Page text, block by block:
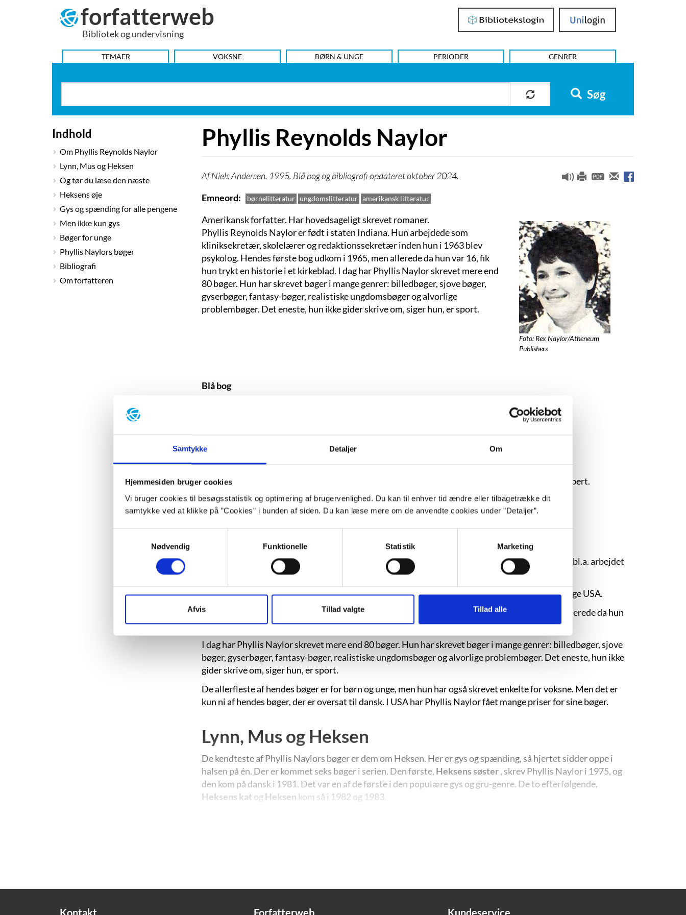
Samtykke Detaljer Om
Hjemmesiden bruger cookies
Vi bruger cookies til besøgsstatistik og optimering af brugervenlighed. Du kan til enhver tid ændre eller tilbagetrække dit
samtykke ved at klikke på ”Cookies” i bunden af siden. Du kan læse mere om de anvendte cookies under ”Detaljer”.
Nødvendig
Funktionelle Statistik Marketing
Afvis Tillad valgte Tillad alle
forfatterweb
Bibliotek og undervisning
Bibliotekslogin UniLogin
HOVEDMENU
TEMAER VOKSNE BØRN & UNGE PERIODER GENRER
Søg
Indhold
Om Phyllis Reynolds Naylor
Lynn, Mus og Heksen
Og tør du læse den næste
Heksens øje
Gys og spænding for alle pengene
Men ikke kun gys
Bøger for unge
Phyllis Naylors bøger
Bibliografi
Om forfatteren
Phyllis Reynolds Naylor
Niels Andersen. 1995. Blå bog og bibliografi opdateret oktober 2024.
Emneord
børnelitteratur ungdomslitteratur amerikansk litteratur
Foto: Rex Naylor/Atheneum
Publishers
Amerikansk forfatter. Har hovedsageligt skrevet romaner.
Phyllis Reynolds Naylor er født i staten Indiana. Hun arbejdede som
kliniksekretær, skolelærer og redaktionssekretær inden hun i 1963 blev
psykolog. Hendes første bog udkom i 1965, men allerede da hun var 16, fik
hun trykt en historie i et kirkeblad. I dag har Phyllis Naylor skrevet mere end
80 bøger. Hun har skrevet bøger i mange genrer: billedbøger, sjove bøger,
gyserbøger, fantasy-bøger, realistiske ungdomsbøger og alvorlige
problembøger. Det eneste, hun ikke gider skrive om, siger hun, er sport.
Blå bog
Litteraturpriser:Adskillige amerikanske priser.
Seneste udgivelse:
Heksens kat. Høst & Søn, 2024. (Witch's water, 1977). Oversat af Jørn E. Albert.
Inspiration:Mark Twain.
Om Phyllis Reynolds Naylor
Phyllis Reynolds Naylor - er amerikaner. Hun er født i staten Indiana d. 4. januar 1933. Hun har bl.a. arbejdet
som kliniksekretær, skolelærer og redaktionssekretær, indtil hun i 1963 blev psykolog.
Phyllis Naylor er gift og har to voksne børn. Hun bor i dag i byen Bethesda i Maryland i det østlige USA.
Siden 1960 har Phyllis Naylor kunnet leve af at skrive. Hendes første bog udkom i 1965, men allerede da hun
var 16, fik hun trykt en historie i et kirkeblad.
I dag har Phyllis Naylor skrevet mere end 80 bøger. Hun har skrevet bøger i mange genrer: billedbøger, sjove
bøger, gyserbøger, fantasy-bøger, realistiske ungdomsbøger og alvorlige problembøger. Det eneste, hun ikke
gider skrive om, siger hun, er sport.
De allerfleste af hendes bøger er for børn og unge, men hun har også skrevet enkelte for voksne. Men det er
kun ni af hendes bøger, der er oversat til dansk. I USA har Phyllis Naylor fået mange priser for sine bøger.
Lynn, Mus og Heksen
De kendteste af Phyllis Naylors bøger er dem om Heksen. Her er gys og spænding, så hjertet sidder oppe i
halsen på én. Der er kommet seks bøger i serien. Den første, Heksens søster, skrev Phyllis Naylor i 1975, og
den kom på dansk i 1981. Det var en af de første i den populære gys og gru-genre. De to efterfølgende,
Heksens kat ogHeksen kom så i 1982 og 1983.
"Lynn og Mus klamrede sig til hinanden midt inde i cirklen. De rystede begge to så meget af skræk, at deres ben
Kontakt Forfatterweb Kundeservice